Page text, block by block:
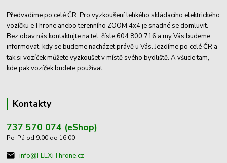
Předvadíme po celé ČR. Pro vyzkoušení lehkého skládacího elektrického
vozíčku eThrone anebo terenního ZOOM 4x4 je snadné se domluvit.
Bez obav nás kontaktujte na tel. čísle 604 800 716 a my Vás budeme
informovat, kdy se budeme nacházet právě u Vás. Jezdíme po celé ČR a
tak si vozíček můžete vyzkoušet v místě svého bydliště. A všude tam,
kde pak vozíček budete používat.
Kontakty
737 570 074 (eShop)
Po-Pá od 9:00 do 16:00
info@FLEXiThrone.cz